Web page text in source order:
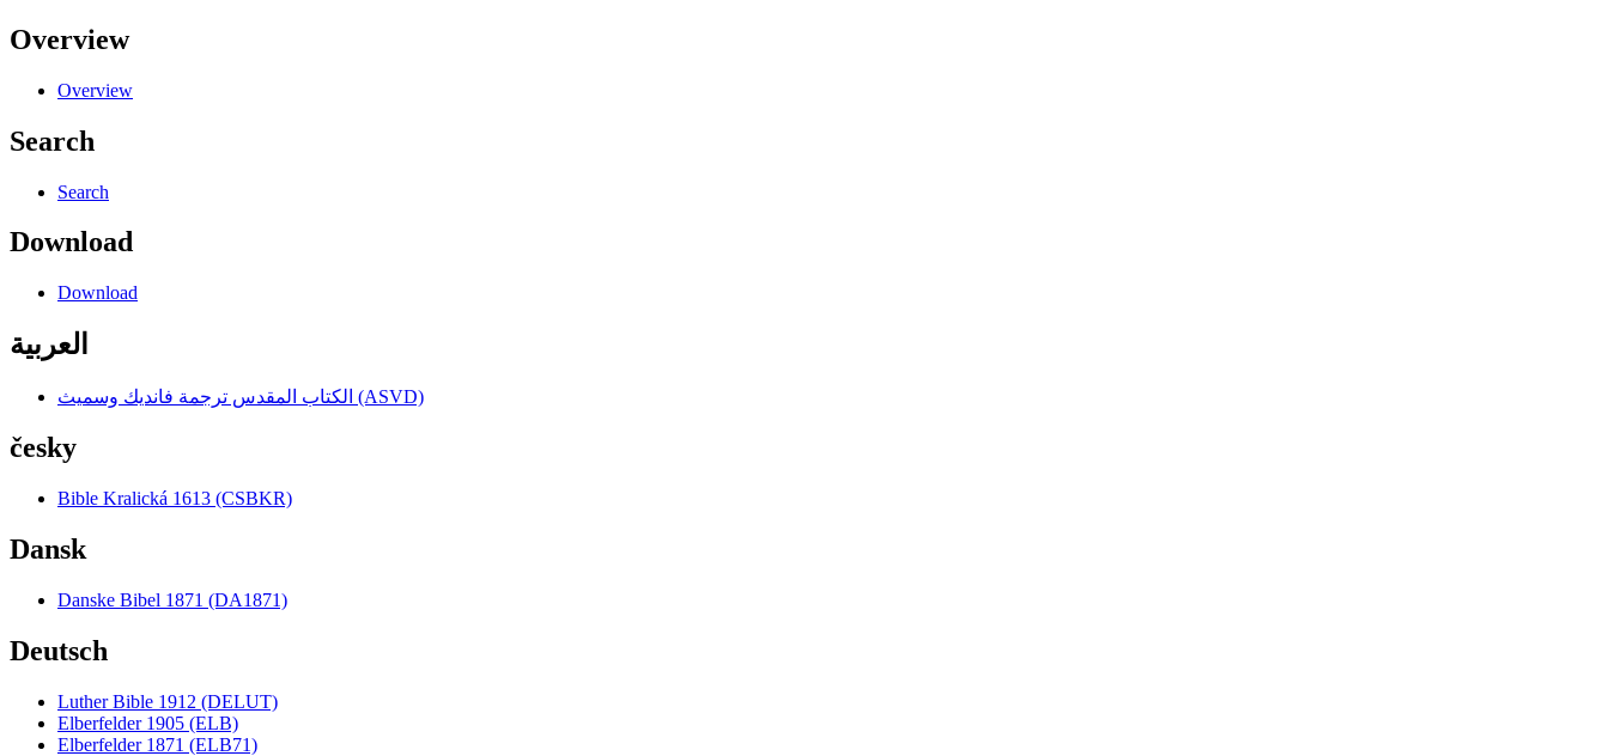
Overview
Overview
Search
Search
Download
Download
العربية
الكتاب المقدس ترجمة فانديك وسميث (ASVD)
česky
Bible Kralická 1613 (CSBKR)
Dansk
Danske Bibel 1871 (DA1871)
Deutsch
Luther Bible 1912 (DELUT)
Elberfelder 1905 (ELB)
Elberfelder 1871 (ELB71)